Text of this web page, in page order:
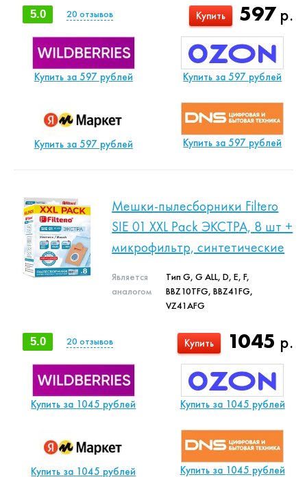
597р.
Купить
5.0 20 отзывов
Купить за 597 рублей Купить за 597 рублей
Купить за 597 рублей Купить за 597 рублей
Мешки-пылесборники Filtero
SIE 01 XXL Pack ЭКСТРА, 8 шт +
микрофильтр, синтетические
Является
аналогом
Тип G, G ALL, D, E, F,
BBZ10TFG, BBZ41FG,
VZ41AFG
1045 р.
Купить
5.0 20 отзывов
Купить за 1045 рублей Купить за 1045 рублей
Купить за 1045 рублей Купить за 1045 рублей